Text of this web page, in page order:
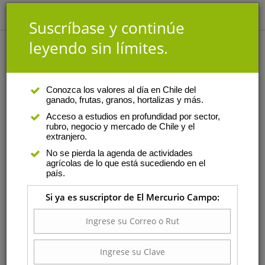
Gustavo Rojas
Es consultor y profesor de la
Ingeniería Forestal de la
de Chile. Es ingeniero agrónomo
de profesión y master of Science
de la Universidad de Guelph, en
Canadá. A lo largo de su carrera
ha ocupado diversos cargos de importancia. Ha sido
director de Odepa; director de innovación y postgrados
Suscríbase y continúe
leyendo sin límites.
Conozca los valores al día en Chile del
ganado, frutas, granos, hortalizas y más.
Acceso a estudios en profundidad por sector,
rubro, negocio y mercado de Chile y el
extranjero.
No se pierda la agenda de actividades
agrícolas de lo que está sucediendo en el
país.
Si ya es suscriptor de El Mercurio Campo: